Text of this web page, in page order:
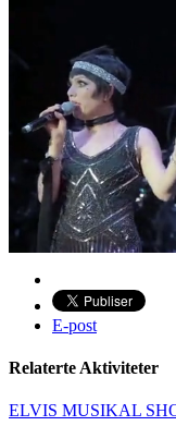
E-post
Relaterte Aktiviteter
ELVIS MUSIKAL